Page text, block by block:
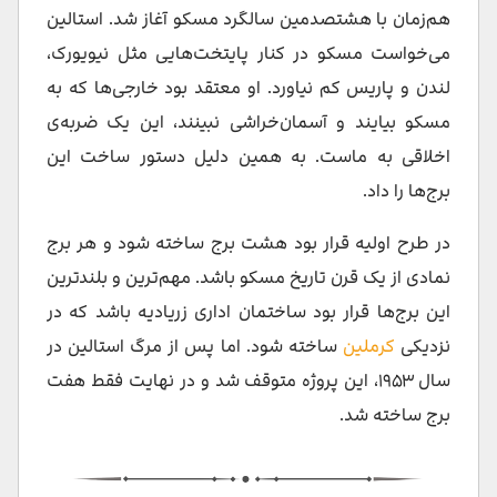
هم‌زمان با هشتصدمین سالگرد مسکو آغاز شد. استالین
می‌خواست مسکو در کنار پایتخت‌هایی مثل نیویورک،
لندن و پاریس کم نیاورد. او معتقد بود خارجی‌ها که به
مسکو بیایند و آسمان‌خراشی نبینند، این یک ضربه‌ی
اخلاقی به ماست. به همین دلیل دستور ساخت این
برج‌ها را داد.
در طرح اولیه قرار بود هشت برج ساخته شود و هر برج
نمادی از یک قرن تاریخ مسکو باشد. مهم‌ترین و بلندترین
این برج‌ها قرار بود ساختمان اداری زریادیه باشد که در
نزدیکی کرملین ساخته شود. اما پس از مرگ استالین در
سال ۱۹۵۳، این پروژه متوقف شد و در نهایت فقط هفت
برج ساخته شد.